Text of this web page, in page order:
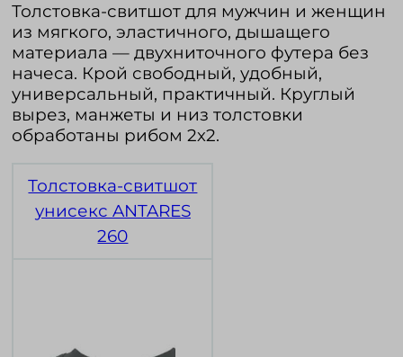
Толстовка-свитшот для мужчин и женщин
из мягкого, эластичного, дышащего
материала — двухниточного футера без
начеса. Крой свободный, удобный,
универсальный, практичный. Круглый
вырез, манжеты и низ толстовки
обработаны рибом 2х2.
Толстовка-свитшот
унисекс ANTARES
260
Зарегистрироваться